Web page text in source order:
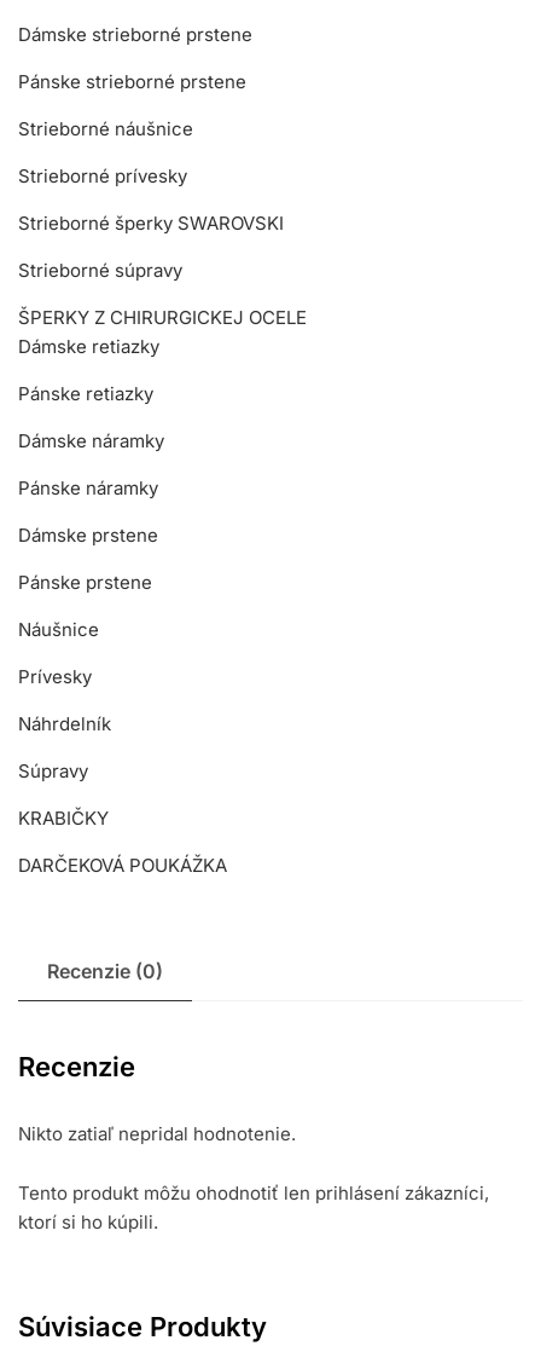
Dámske strieborné prstene
Pánske strieborné prstene
Strieborné náušnice
Strieborné prívesky
Strieborné šperky SWAROVSKI
Strieborné súpravy
ŠPERKY Z CHIRURGICKEJ OCELE
Dámske retiazky
Pánske retiazky
Dámske náramky
Pánske náramky
Dámske prstene
Pánske prstene
Náušnice
Prívesky
Náhrdelník
Súpravy
KRABIČKY
DARČEKOVÁ POUKÁŽKA
Recenzie (0)
Recenzie
Nikto zatiaľ nepridal hodnotenie.
Tento produkt môžu ohodnotiť len prihlásení zákazníci,
ktorí si ho kúpili.
Súvisiace Produkty